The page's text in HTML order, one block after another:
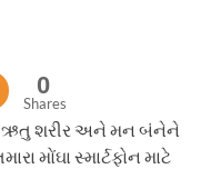
0
Shares
ઋતુ શરીર અને મન બંનેને
મોંઘા સ્માર્ટફોન માટે